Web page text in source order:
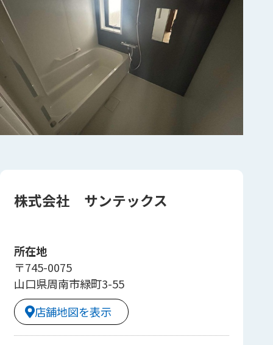
株式会社 サンテックス
所在地
〒745-0075
山口県周南市緑町3-55
店舗地図を表示